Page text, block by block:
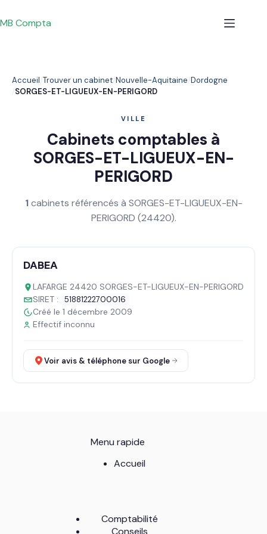
au
contenu
MB Compta
Accueil Trouver un cabinet Nouvelle-Aquitaine Dordogne
SORGES-ET-LIGUEUX-EN-PERIGORD
VILLE
Cabinets comptables à
SORGES-ET-LIGUEUX-EN-
PERIGORD
1cabinets référencés à SORGES-ET-LIGUEUX-EN-
PERIGORD (24420).
DABEA
LAFARGE 24420 SORGES-ET-LIGUEUX-EN-PERIGORD
SIRET :
51881222700016
Créé le 1 décembre 2009
Effectif inconnu
Voir avis & téléphone sur Google
Menu rapide
Accueil
Comptabilité
Conseils